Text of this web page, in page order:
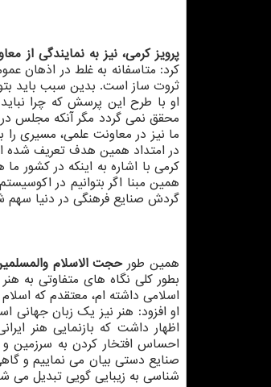
پرویز کرمی، نیز به نمایندگی از
کرد: متاسفانه به غلط در اذهان
ثروت ساز است. بدین سبب باید
محقق نمی گردد مگر آنکه مجلس
ما نیز در معاونت علمی، مسیری
در امتداد همین هدف تعریف
کرمی با اشاره به اینکه در کشور
گردش صنایع فرهنگی در دنیا سهم
همین طورحجت الاسلام
بطور کلی نگاه های متفاوتی به
اسلامی داشته ام، معتقدم که
او افزود: هنر نیز یک زبان
اظهار داشت که بازنمایی هنر
احساس افتخار کردن به سرزمین
صنایع دستی بیان می نماییم و
شناسی به زیبایی گویی تبدیل می